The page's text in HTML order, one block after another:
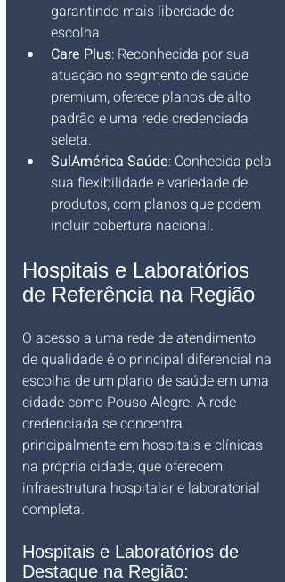
garantindo mais liberdade de
escolha.
Care Plus: Reconhecida por sua
atuação no segmento de saúde
premium, oferece planos de alto
padrão e uma rede credenciada
seleta.
SulAmérica Saúde: Conhecida pela
sua flexibilidade e variedade de
produtos, com planos que podem
incluir cobertura nacional.
Hospitais e Laboratórios
de Referência na Região
O acesso a uma rede de atendimento
de qualidade é o principal diferencial na
escolha de um plano de saúde em uma
cidade como Pouso Alegre. A rede
credenciada se concentra
principalmente em hospitais e clínicas
na própria cidade, que oferecem
infraestrutura hospitalar e laboratorial
completa.
Hospitais e Laboratórios de
Destaque na Região: